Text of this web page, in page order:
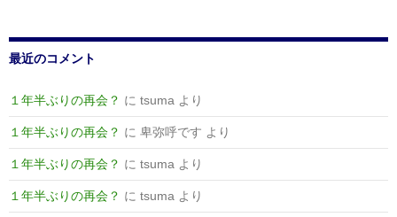
ン
最近のコメント
１年半ぶりの再会？ に tsuma より
１年半ぶりの再会？ に 卑弥呼です より
１年半ぶりの再会？ に tsuma より
１年半ぶりの再会？ に tsuma より